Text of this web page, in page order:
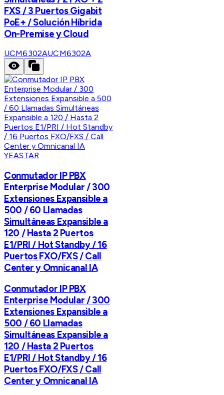
FXS / 3 Puertos Gigabit
PoE+ / Solución Híbrida
On-Premise y Cloud
UCM6302AUCM6302A
YEASTAR
Conmutador IP PBX
Enterprise Modular / 300
Extensiones Expansible a
500 / 60 Llamadas
Simultáneas Expansible a
120 / Hasta 2 Puertos
E1/PRI / Hot Standby / 16
Puertos FXO/FXS / Call
Center y Omnicanal IA
Conmutador IP PBX
Enterprise Modular / 300
Extensiones Expansible a
500 / 60 Llamadas
Simultáneas Expansible a
120 / Hasta 2 Puertos
E1/PRI / Hot Standby / 16
Puertos FXO/FXS / Call
Center y Omnicanal IA